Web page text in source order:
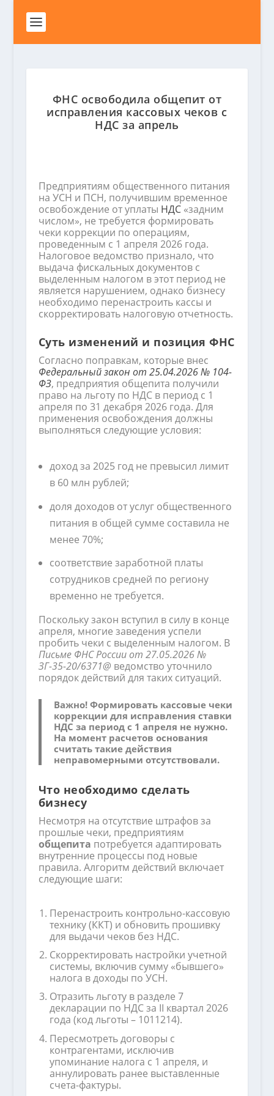
ФНС освободила общепит от
исправления кассовых чеков с
НДС за апрель
Предприятиям общественного питания
на УСН и ПСН, получившим временное
освобождение от уплаты НДС«задним
числом», не требуется формировать
чеки коррекции по операциям,
проведенным с 1 апреля 2026 года.
Налоговое ведомство признало, что
выдача фискальных документов с
выделенным налогом в этот период не
является нарушением, однако бизнесу
необходимо перенастроить кассы и
скорректировать налоговую отчетность.
Суть изменений и позиция ФНС
Согласно поправкам, которые внес
Федеральный закон от 25.04.2026 № 104-
ФЗ, предприятия общепита получили
право на льготу по НДС в период с 1
апреля по 31 декабря 2026 года. Для
применения освобождения должны
выполняться следующие условия:
доход за 2025 год не превысил лимит
в 60 млн рублей;
доля доходов от услуг общественного
питания в общей сумме составила не
менее 70%;
соответствие заработной платы
сотрудников средней по региону
временно не требуется.
Поскольку закон вступил в силу в конце
апреля, многие заведения успели
пробить чеки с выделенным налогом. В
Письме ФНС России от 27.05.2026 №
ЗГ-35-20/6371@ ведомство уточнило
порядок действий для таких ситуаций.
Важно!Формировать кассовые чеки
коррекции для исправления ставки
НДС за период с 1 апреля не нужно.
На момент расчетов основания
считать такие действия
неправомерными отсутствовали.
Что необходимо сделать
бизнесу
Несмотря на отсутствие штрафов за
прошлые чеки, предприятиям
общепита потребуется адаптировать
внутренние процессы под новые
правила. Алгоритм действий включает
следующие шаги:
Перенастроить контрольно-кассовую
технику (ККТ) и обновить прошивку
для выдачи чеков без НДС.
Скорректировать настройки учетной
системы, включив сумму «бывшего»
налога в доходы по УСН.
Отразить льготу в разделе 7
декларации по НДС за II квартал 2026
года (код льготы – 1011214).
Пересмотреть договоры с
контрагентами, исключив
упоминание налога с 1 апреля, и
аннулировать ранее выставленные
счета-фактуры.